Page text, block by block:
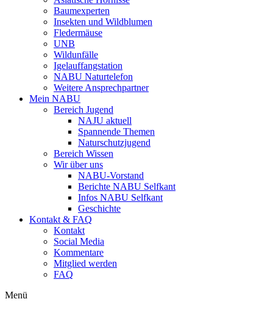
Baumexperten
Insekten und Wildblumen
Fledermäuse
UNB
Wildunfälle
Igelauffangstation
NABU Naturtelefon
Weitere Ansprechpartner
Mein NABU
Bereich Jugend
NAJU aktuell
Spannende Themen
Naturschutzjugend
Bereich Wissen
Wir über uns
NABU-Vorstand
Berichte NABU Selfkant
Infos NABU Selfkant
Geschichte
Kontakt & FAQ
Kontakt
Social Media
Kommentare
Mitglied werden
FAQ
Menü